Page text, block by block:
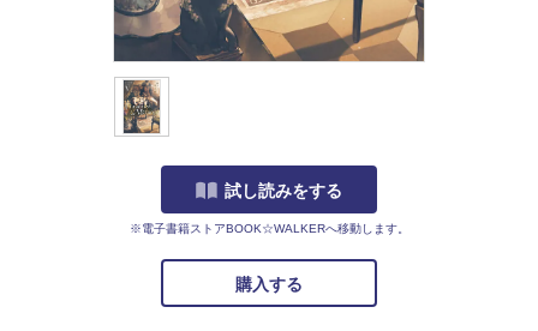
試し読みをする
※電子書籍ストアBOOK☆WALKERへ移動します。
購入する